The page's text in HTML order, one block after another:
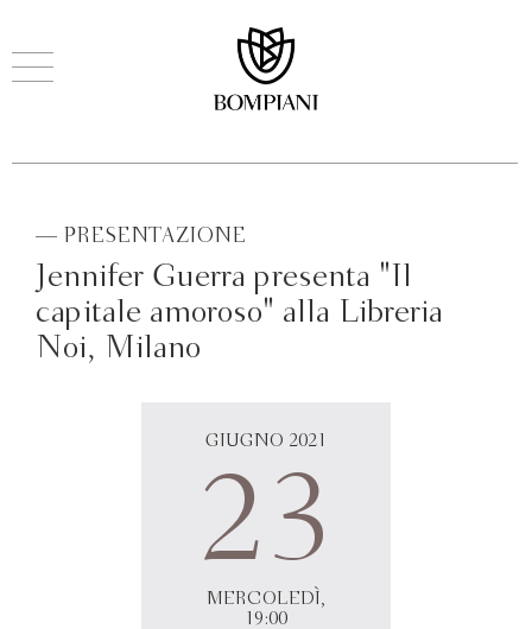
— PRESENTAZIONE
Jennifer Guerra presenta "Il
capitale amoroso" alla Libreria
Noi, Milano
GIUGNO 2021
23
MERCOLEDÌ,
19:00